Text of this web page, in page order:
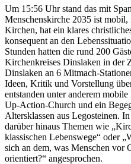
Um 15:56 Uhr stand das mit
Menschenskirche 2035 ist
Kirchen, hat ein klares
konsequent an den
Stunden hatten die rund 200
Kirchenkreises Dinslaken in der
Dinslaken an 6 Mitmach-
Ideen, Kritik und Vorstellung
entstanden unter anderem
Up-Action-Church und ein
Altersklassen aus Legosteinen.
darüber hinaus Themen wie
klassischen Lebenswege“ oder
sich an dem, was Menschen vor
orientiert?“ angesprochen.